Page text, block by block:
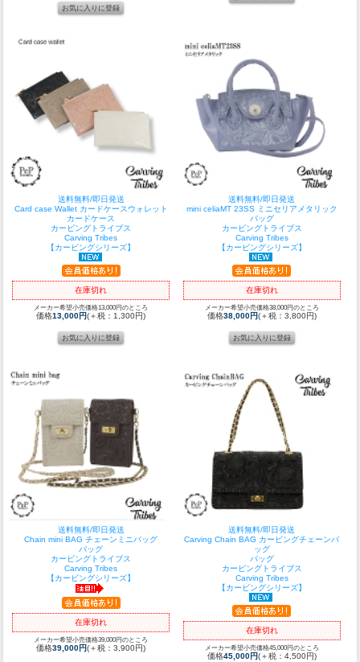
送料無料/即日発送
Card case Wallet カードケースウォレット
カードケース
カービングトライブス
Carving Tribes
【カービングシリーズ】
在庫切れ
メーカー希望小売価格13,000円のところ
価格13,000円(＋税：1,300円)
送料無料/即日発送
mini celiaMT 23SS ミニセリアメタリック
バッグ
カービングトライブス
Carving Tribes
【カービングシリーズ】
在庫切れ
メーカー希望小売価格38,000円のところ
価格38,000円(＋税：3,800円)
送料無料/即日発送
Chain mini BAG チェーンミニバッグ
バッグ
カービングトライブス
Carving Tribes
【カービングシリーズ】
在庫切れ
メーカー希望小売価格39,000円のところ
価格39,000円(＋税：3,900円)
送料無料/即日発送
Carving Chain BAG カービングチェーンバ
ッグ
バッグ
カービングトライブス
Carving Tribes
【カービングシリーズ】
在庫切れ
メーカー希望小売価格45,000円のところ
価格45,000円(＋税：4,500円)